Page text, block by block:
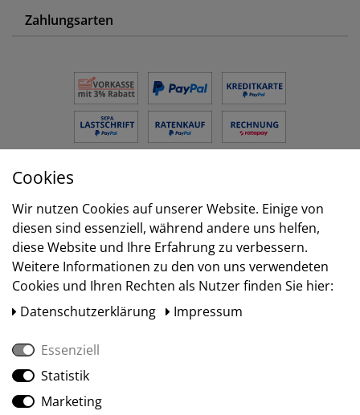
Zahlungsarten
Versand
Social Media
Cookies
Wir nutzen Cookies auf unserer Website. Einige von
diesen sind essenziell, während andere uns helfen,
diese Website und Ihre Erfahrung zu verbessern.
Weitere Informationen zu den von uns verwendeten
Cookies und Ihren Rechten als Nutzer finden Sie hier:
Daten­schutz­erklärung
Impressum
Essenziell
Statistik
Marketing